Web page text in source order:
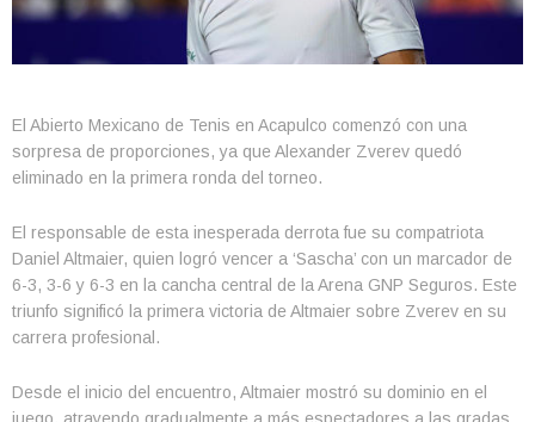
El Abierto Mexicano de Tenis en Acapulco comenzó con una
sorpresa de proporciones, ya que Alexander Zverev quedó
eliminado en la primera ronda del torneo.
El responsable de esta inesperada derrota fue su compatriota
Daniel Altmaier, quien logró vencer a ‘Sascha’ con un marcador de
6-3, 3-6 y 6-3 en la cancha central de la Arena GNP Seguros. Este
triunfo significó la primera victoria de Altmaier sobre Zverev en su
carrera profesional.
Desde el inicio del encuentro, Altmaier mostró su dominio en el
juego, atrayendo gradualmente a más espectadores a las gradas